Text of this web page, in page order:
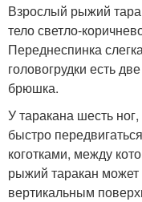
Взрослый рыжий
тело светло-
Переднеспинка
головогрудки есть
брюшка.
У таракана шесть
быстро
коготками, между
рыжий таракан может
вертикальным